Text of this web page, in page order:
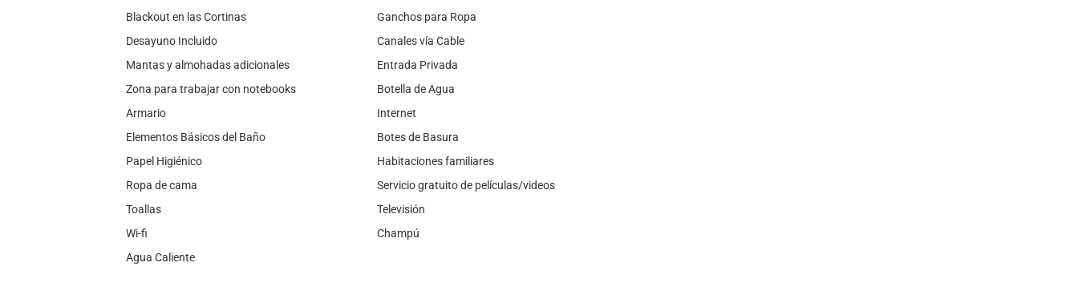
Blackout en las Cortinas
Ganchos para Ropa
Desayuno Incluido
Canales vía Cable
Mantas y almohadas adicionales
Entrada Privada
Zona para trabajar con notebooks
Botella de Agua
Armario
Internet
Elementos Básicos del Baño
Botes de Basura
Papel Higiénico
Habitaciones familiares
Ropa de cama
Servicio gratuito de películas/videos
Toallas
Televisión
Wi-fi
Champú
Agua Caliente